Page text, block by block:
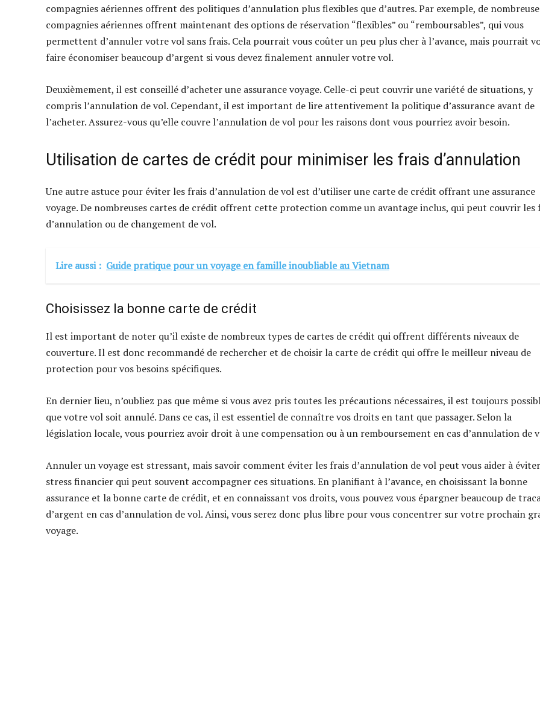
compagnies aériennes offrent des politiques d’annulation plus flexibles que d’autres. Par exemple, de
compagnies aériennes offrent maintenant des options de réservation “flexibles” ou “remboursables”, qui vous
permettent d’annuler votre vol sans frais. Cela pourrait vous coûter un peu plus cher à l’avance, mais pourrait
faire économiser beaucoup d’argent si vous devez finalement annuler votre vol.
Deuxièmement, il est conseillé d’acheter une assurance voyage. Celle-ci peut couvrir une variété de situations, y
compris l’annulation de vol. Cependant, il est important de lire attentivement la politique d’assurance avant de
l’acheter. Assurez-vous qu’elle couvre l’annulation de vol pour les raisons dont vous pourriez avoir besoin.
Utilisation de cartes de crédit pour minimiser les frais d’annulation
Une autre astuce pour éviter les frais d’annulation de vol est d’utiliser une carte de crédit offrant une assurance
voyage. De nombreuses cartes de crédit offrent cette protection comme un avantage inclus, qui peut couvrir les
d’annulation ou de changement de vol.
Lire aussi : Guide pratique pour un voyage en famille inoubliable au Vietnam
Choisissez la bonne carte de crédit
Il est important de noter qu’il existe de nombreux types de cartes de crédit qui offrent différents niveaux de
couverture. Il est donc recommandé de rechercher et de choisir la carte de crédit qui offre le meilleur niveau de
protection pour vos besoins spécifiques.
En dernier lieu, n’oubliez pas que même si vous avez pris toutes les précautions nécessaires, il est toujours
que votre vol soit annulé. Dans ce cas, il est essentiel de connaître vos droits en tant que passager. Selon la
législation locale, vous pourriez avoir droit à une compensation ou à un remboursement en cas d’annulation de
Annuler un voyage est stressant, mais savoir comment éviter les frais d’annulation de vol peut vous aider à
stress financier qui peut souvent accompagner ces situations. En planifiant à l’avance, en choisissant la bonne
assurance et la bonne carte de crédit, et en connaissant vos droits, vous pouvez vous épargner beaucoup de
d’argent en cas d’annulation de vol. Ainsi, vous serez donc plus libre pour vous concentrer sur votre prochain
voyage.